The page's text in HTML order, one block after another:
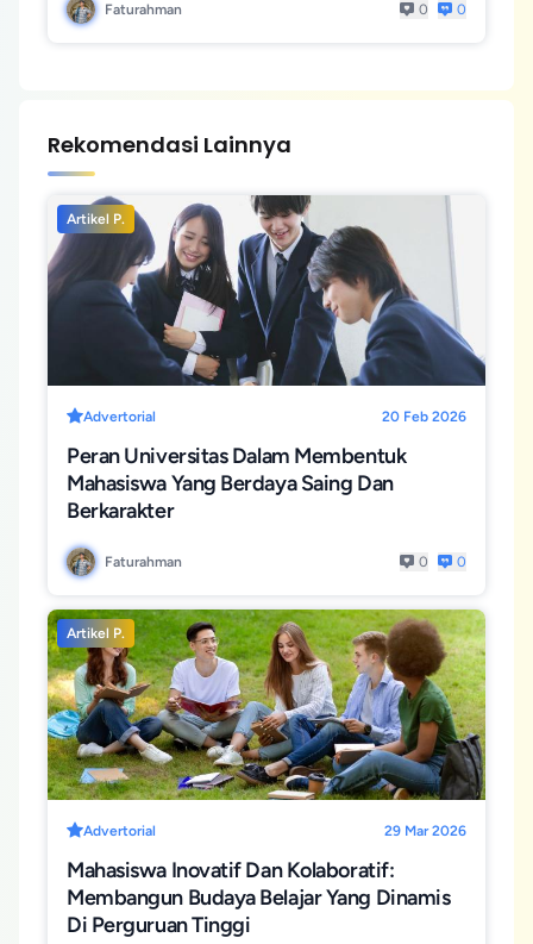
Faturahman 0 0
Rekomendasi Lainnya
Artikel P.
Advertorial 20 Feb 2026
Peran Universitas Dalam Membentuk
Mahasiswa Yang Berdaya Saing Dan
Berkarakter
Faturahman 0 0
Artikel P.
Advertorial 29 Mar 2026
Mahasiswa Inovatif Dan Kolaboratif:
Membangun Budaya Belajar Yang Dinamis
Di Perguruan Tinggi